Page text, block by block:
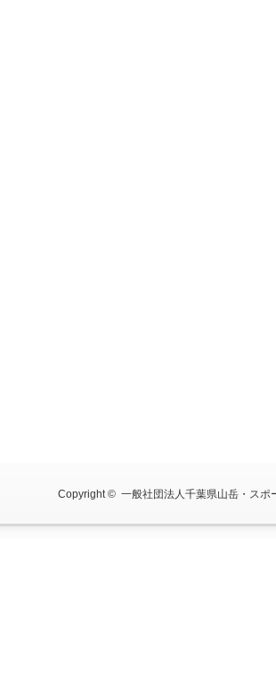
Copyright © 一般社団法人千葉県山岳・スポ